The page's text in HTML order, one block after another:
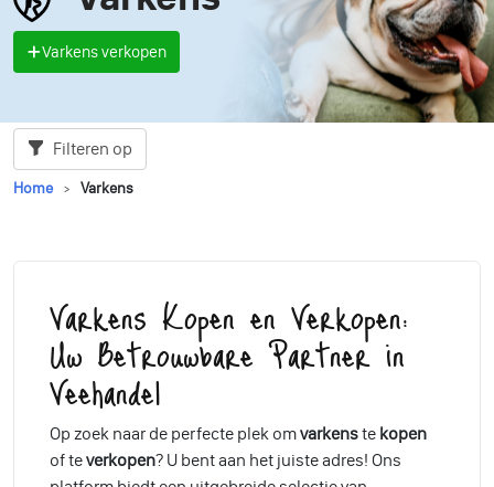
Varkens verkopen
Filteren op
Home Varkens
Varkens Kopen en Verkopen:
Uw Betrouwbare Partner in
Veehandel
Op zoek naar de perfecte plek omvarkenste kopen
of teverkopen? U bent aan het juiste adres! Ons